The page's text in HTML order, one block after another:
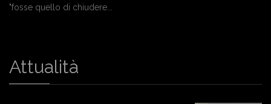
"fosse quello di chiudere...
Attualità